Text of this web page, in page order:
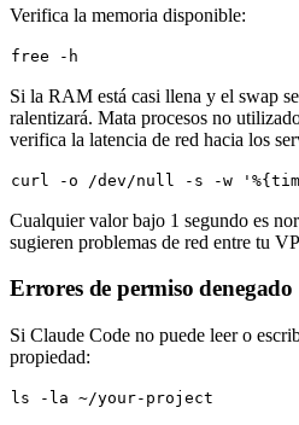
Verifica la memoria disponible:
Si la RAM está casi llena y el swap
ralentizará. Mata procesos no
verifica la latencia de red hacia los
curl -o /dev/null -s -w
Cualquier valor bajo 1 segundo es
sugieren problemas de red entre tu
Errores de permiso denegado
Si Claude Code no puede leer o
propiedad:
ls